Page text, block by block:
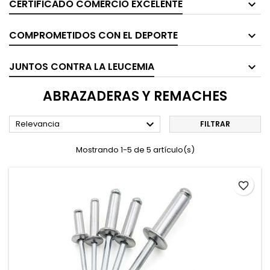
CERTIFICADO COMERCIO EXCELENTE
COMPROMETIDOS CON EL DEPORTE
JUNTOS CONTRA LA LEUCEMIA
ABRAZADERAS Y REMACHES
Relevancia  FILTRAR
Mostrando 1-5 de 5 artículo(s)
favorite_border